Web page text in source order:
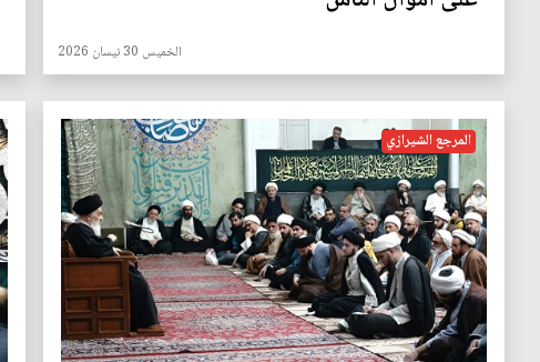
الخميس 30 نيسان 2026
المرجع الشيرازي